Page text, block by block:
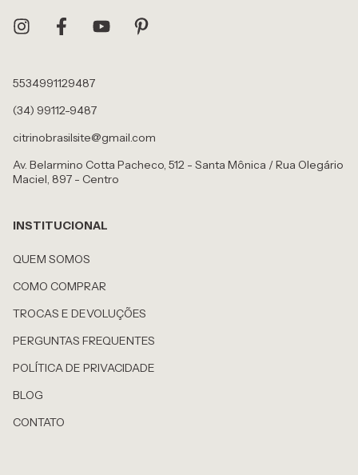
5534991129487
(34) 99112-9487
citrinobrasilsite@gmail.com
Av. Belarmino Cotta Pacheco, 512 - Santa Mônica / Rua Olegário
Maciel, 897 - Centro
INSTITUCIONAL
QUEM SOMOS
COMO COMPRAR
TROCAS E DEVOLUÇÕES
PERGUNTAS FREQUENTES
POLÍTICA DE PRIVACIDADE
BLOG
CONTATO